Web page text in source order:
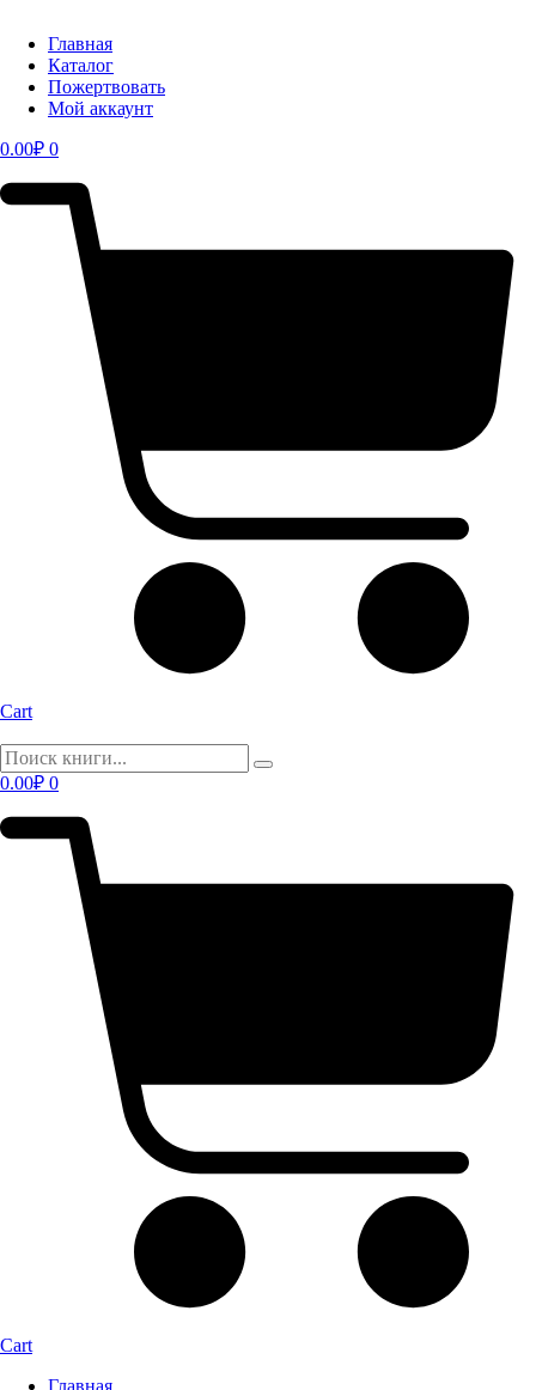
Главная
Каталог
Пожертвовать
Мой аккаунт
0.00₽ 0
Cart
0.00₽ 0
Cart
Главная